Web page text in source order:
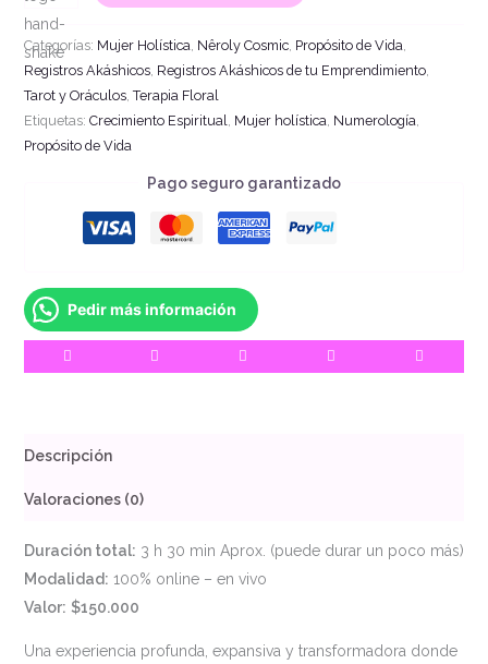
Categorías: Mujer Holística Nêroly Cosmic, Propósito de Vida
Registros Akáshicos, Registros Akáshicos de tu Emprendimiento,
Tarot y Oráculos,Terapia Floral
Etiquetas: Crecimiento Espiritual Mujer holística Numerología
Propósito de Vida
Pago seguro garantizado
Pedir más información
Descripción
Valoraciones (0)
Duración total: 3 h 30 min Aprox. (puede durar un poco más)
Modalidad: 100% online – en vivo
Valor: $150.000
Una experiencia profunda, expansiva y transformadora donde